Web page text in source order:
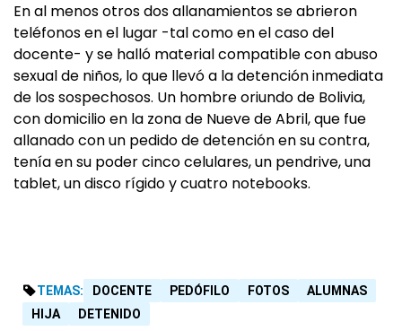
En al menos otros dos allanamientos se abrieron
teléfonos en el lugar -tal como en el caso del
docente- y se halló material compatible con abuso
sexual de niños, lo que llevó a la detención inmediata
de los sospechosos. Un hombre oriundo de Bolivia,
con domicilio en la zona de Nueve de Abril, que fue
allanado con un pedido de detención en su contra,
tenía en su poder cinco celulares, un pendrive, una
tablet, un disco rígido y cuatro notebooks.
TEMAS: DOCENTE PEDÓFILO FOTOS
ALUMNAS
HIJA
DETENIDO